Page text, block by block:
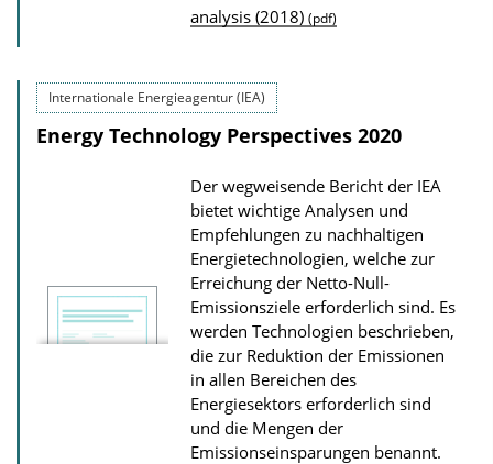
d
u
l
i
c
t
i
o
n
D
o
w
n
l
analysis (2018) (pdf)
Internationale Energieagentur (IEA)
Energy Technology Perspectives 2020
Der wegweisende Bericht der IEA
bietet wichtige Analysen und
Empfehlungen zu nachhaltigen
Energietechnologien, welche zur
Erreichung der Netto-Null-
Emissionsziele erforderlich sind. Es
werden Technologien beschrieben,
die zur Reduktion der Emissionen
in allen Bereichen des
Energiesektors erforderlich sind
und die Mengen der
Emissionseinsparungen benannt.